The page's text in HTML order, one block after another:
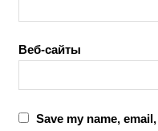
Веб-сайты
Save my name,